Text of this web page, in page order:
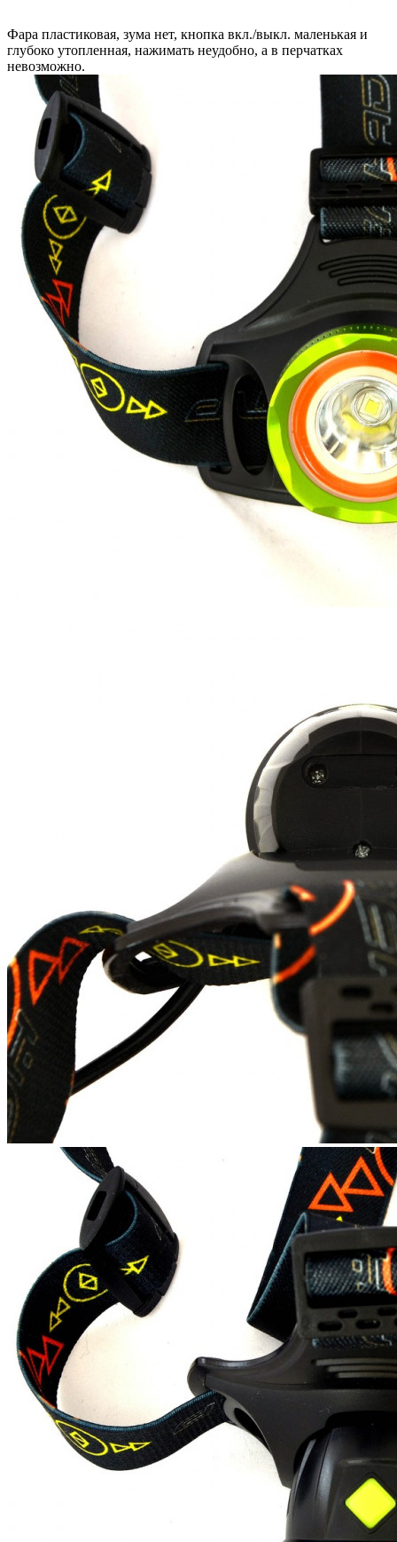
Фара пластиковая, зума нет, кнопка вкл./выкл. маленькая и
глубоко утопленная, нажимать неудобно, а в перчатках
невозможно.